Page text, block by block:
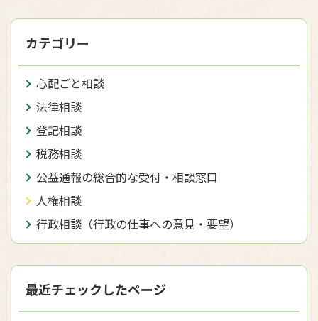
カテゴリー
心配ごと相談
法律相談
登記相談
税務相談
公益通報の総合的な受付・相談窓口
人権相談
行政相談（行政の仕事への意見・要望）
最近チェックしたページ